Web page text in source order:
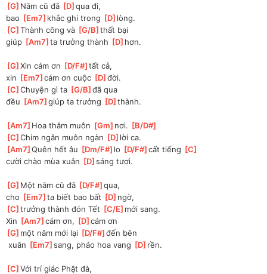
[G ]Năm cũ đã [D ]
qua đi,
bao [Em7 ]khắc ghi trong [D ]lòng.
[C ]
Thành công và [G/B ]thất bại
giúp [Am7 ]ta trưởng thành [D ]hơn.
[G ]
Xin cám ơn [D/F# ]tất cả,
xin [Em7 ]
cám ơn cuộc [D ]
đời.
[C ]
Chuyện gì ta [G/B ]
đã qua
đều [Am7 ]
giúp ta trưởng [D ]thành.
[Am7 ]Hoa thắm muôn [Gm ]nơi. [B/D#
[C ]
Chim ngân muôn ngàn [D ]lời ca.
[Am7 ]
Quên hết âu [Dm/F# ]lo [D/F# ]
cất tiếng [C
cười chào mùa xuân [D ]
sáng tươi.
[G ]Một năm cũ đã [D/F# ]
qua,
cho [Em7 ]ta biết bao bất [D ]ngờ,
[C ]trưởng thành đón Tết [C/E ]mới sang.
Xin [Am7 ]
cám ơn, [D ]
cám ơn
[G ]một năm mới lại [D/F# ]
đến bên
xuân [Em7 ]
sang, pháo hoa vang [D ]rền.
[C ]
Với trí giác Phật đà,